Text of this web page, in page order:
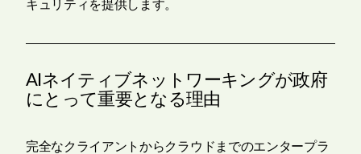
キュリティを提供します。
AIネイティブネットワーキングが政府
にとって重要となる理由
完全なクライアントからクラウドまでのエンタープラ